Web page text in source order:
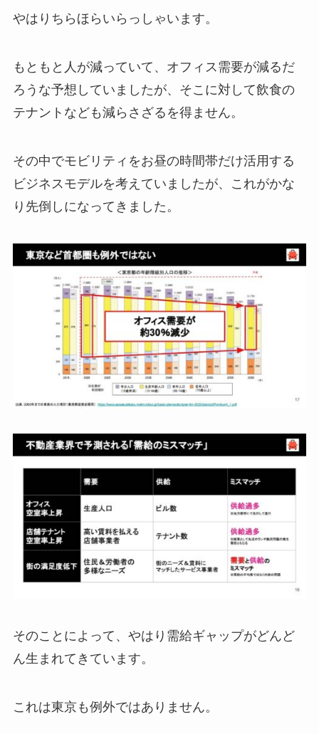
やはりちらほらいらっしゃいます。
もともと人が減っていて、オフィス需要が減るだ
ろうな予想していましたが、そこに対して飲食の
テナントなども減らさざるを得ません。
その中でモビリティをお昼の時間帯だけ活用する
ビジネスモデルを考えていましたが、これがかな
り先倒しになってきました。
そのことによって、やはり需給ギャップがどんど
ん生まれてきています。
これは東京も例外ではありません。